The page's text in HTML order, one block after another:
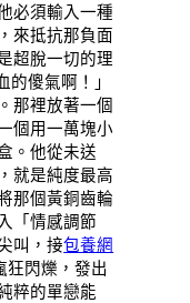
必須輸入一種
來抵抗那負面
超脫一切的理
傻氣啊！」
那裡放著一個
個用一萬塊小
。他從未送
就是純度最高
那個黃銅齒輪
「情感調節
叫，接包養網
狂閃爍，發出
粹的單戀能